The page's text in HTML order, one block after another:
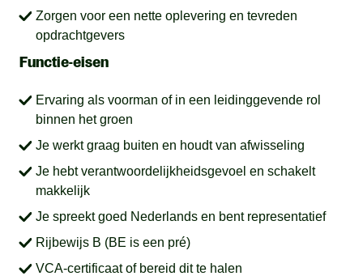
Zorgen voor een nette oplevering en tevreden
opdrachtgevers
Functie-eisen
Ervaring als voorman of in een leidinggevende rol
binnen het groen
Je werkt graag buiten en houdt van afwisseling
Je hebt verantwoordelijkheidsgevoel en schakelt
makkelijk
Je spreekt goed Nederlands en bent representatief
Rijbewijs B (BE is een pré)
VCA-certificaat of bereid dit te halen